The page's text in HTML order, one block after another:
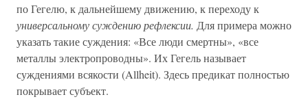
по Гегелю, к дальнейшему движению, к переходу к
универсальному суждению рефлексии. Для примера можно
указать такие суждения: «Все люди смертны», «все
металлы электропроводны». Их Гегель называет
суждениями всякости (Allheit). Здесь предикат полностью
покрывает субъект.